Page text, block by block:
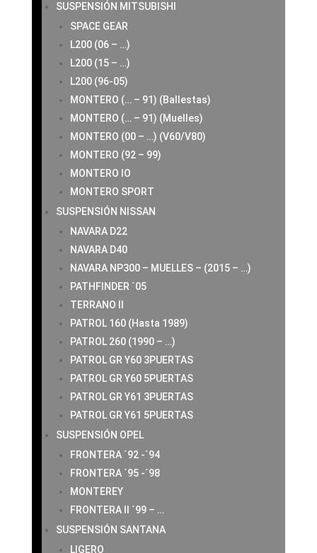
SUSPENSIÓN MITSUBISHI
SPACE GEAR
L200 (06 – …)
L200 (15 – …)
L200 (96-05)
MONTERO (… – 91) (Ballestas)
MONTERO (… – 91) (Muelles)
MONTERO (00 – …) (V60/V80)
MONTERO (92 – 99)
MONTERO IO
MONTERO SPORT
SUSPENSIÓN NISSAN
NAVARA D22
NAVARA D40
NAVARA NP300 – MUELLES – (2015 – …)
PATHFINDER ´05
TERRANO II
PATROL 160 (Hasta 1989)
PATROL 260 (1990 – …)
PATROL GR Y60 3PUERTAS
PATROL GR Y60 5PUERTAS
PATROL GR Y61 3PUERTAS
PATROL GR Y61 5PUERTAS
SUSPENSIÓN OPEL
FRONTERA ´92 -´94
FRONTERA ´95 -´98
MONTEREY
FRONTERA II ´99 – …
SUSPENSIÓN SANTANA
LIGERO